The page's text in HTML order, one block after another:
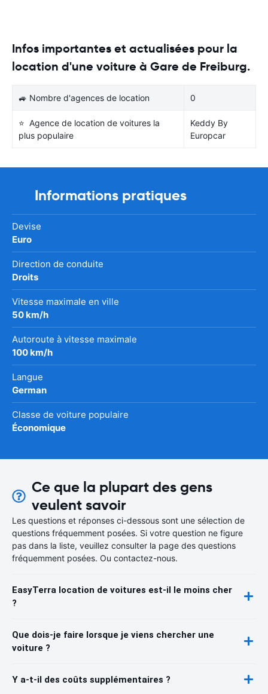
Infos importantes et actualisées pour la
location d'une voiture à Gare de Freiburg.
🚙 Nombre d'agences de location 0
⭐ Agence de location de voitures la
plus populaire
Keddy By
Europcar
Informations pratiques
Devise
Euro
Direction de conduite
Droits
Vitesse maximale en ville
50 km/h
Autoroute à vitesse maximale
100 km/h
Langue
German
Classe de voiture populaire
Économique
Ce que la plupart des gens
veulent savoir
Les questions et réponses ci-dessous sont une sélection de
questions fréquemment posées. Si votre question ne figure
pas dans la liste, veuillez consulter la page des questions
fréquemment posées. Ou contactez-nous.
EasyTerra location de voitures est-il le moins cher
?
Que dois-je faire lorsque je viens chercher une
voiture ?
Y a-t-il des coûts supplémentaires ?